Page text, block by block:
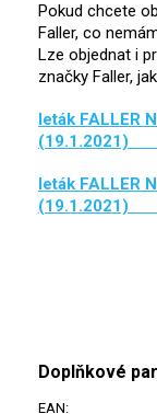
Pokud chcete
Faller, co
Lze objednat i
značky Faller,
leták FALLER
(19.1.2021)
leták FALLER
(19.1.2021)
Doplňkové
EAN: